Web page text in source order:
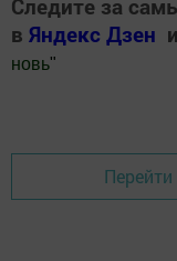
Следите за
в Яндекс Дзен и
новь"